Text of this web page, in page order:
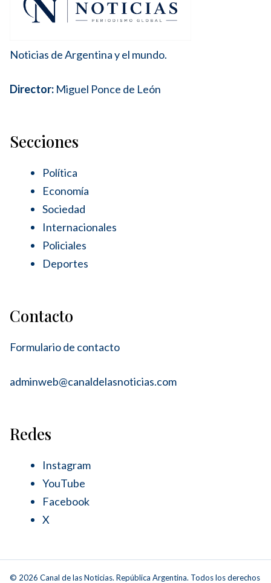
Noticias de Argentina y el mundo.
Director: Miguel Ponce de León
Secciones
Política
Economía
Sociedad
Internacionales
Policiales
Deportes
Contacto
Formulario de contacto
adminweb@canaldelasnoticias.com
Redes
Instagram
YouTube
Facebook
X
© 2026 Canal de las Noticias. República Argentina. Todos los derechos